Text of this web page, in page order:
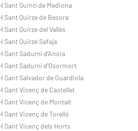
Sant Quintí de Mediona
Sant Quirze de Besora
Sant Quirze del Vallès
Sant Quirze Safaja
Sant Sadurní d’Anoia
Sant Sadurní d’Osormort
Sant Salvador de Guardiola
Sant Vicenç de Castellet
Sant Vicenç de Montalt
Sant Vicenç de Torelló
Sant Vicenç dels Horts